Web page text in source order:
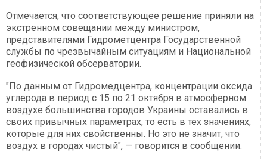
Отмечается, что соответствующее решение приняли на
экстренном совещании между министром,
представителями Гидрометцентра Государственной
службы по чрезвычайным ситуациям и Национальной
геофизической обсерватории.
"По данным от Гидромедцентра, концентрации оксида
углерода в период с 15 по 21 октября в атмосферном
воздухе большинства городов Украины оставались в
своих привычных параметрах, то есть в тех значениях,
которые для них свойственны. Но это не значит, что
воздух в городах чистый", — говорится в сообщении.